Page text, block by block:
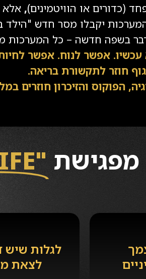
(כדורים או הוויטמינים),אלא
יקבלו מסר חדש "הילד
בשפה חדשה – כל המערכות
אפשר לנוח. אפשר
חוזר לתקשורת בריאה.
הפוקוס והזיכרון חוזרים
מפגישת"BACK TO LIFE"?
3
לגלות שיש
לצאת